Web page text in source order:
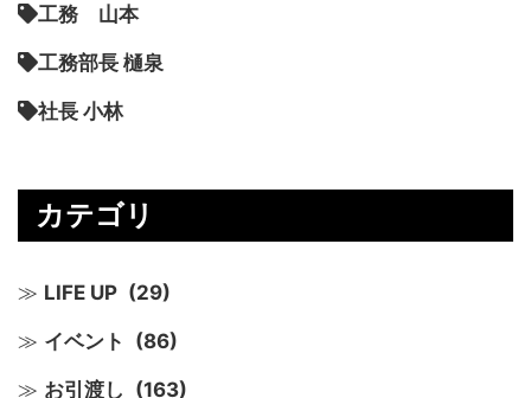
工務 山本
工務部長 樋泉
社長 小林
カテゴリ
LIFE UP (29)
イベント (86)
お引渡し (163)